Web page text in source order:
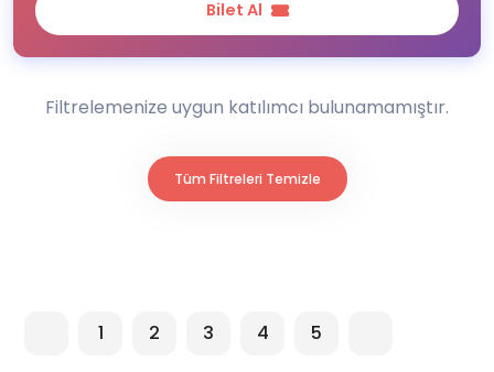
Bilet Al
Filtrelemenize uygun katılımcı bulunamamıştır.
Tüm Filtreleri Temizle
1 2 3 4 5